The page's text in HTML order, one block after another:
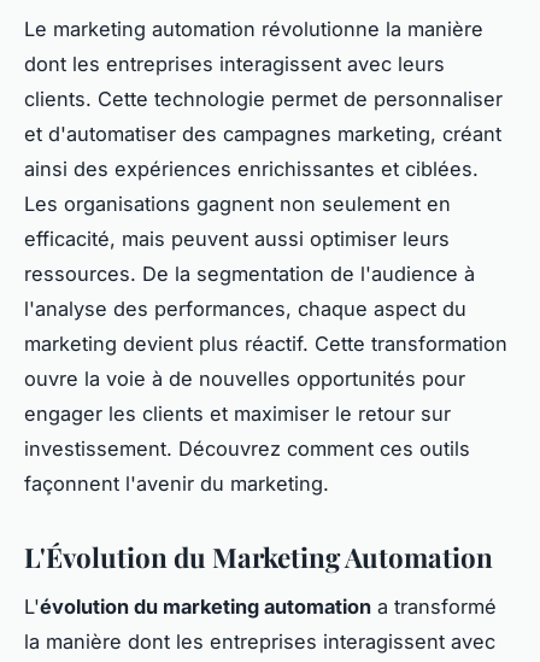
Le marketing automation révolutionne la manière
dont les entreprises interagissent avec leurs
clients. Cette technologie permet de personnaliser
et d'automatiser des campagnes marketing, créant
ainsi des expériences enrichissantes et ciblées.
Les organisations gagnent non seulement en
efficacité, mais peuvent aussi optimiser leurs
ressources. De la segmentation de l'audience à
l'analyse des performances, chaque aspect du
marketing devient plus réactif. Cette transformation
ouvre la voie à de nouvelles opportunités pour
engager les clients et maximiser le retour sur
investissement. Découvrez comment ces outils
façonnent l'avenir du marketing.
L'Évolution du Marketing Automation
L'évolution du marketing automation a transformé
la manière dont les entreprises interagissent avec